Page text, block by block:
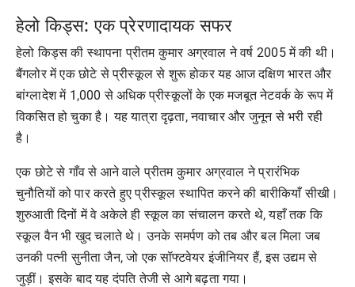
हेलो किड्स:एक प्रेरणादायक सफर
हेलो किड्स की स्थापना प्रीतम कुमार अग्रवाल ने वर्ष 2005में की थी।
बैंगलोर में एक छोटे से प्रीस्कूल से शुरू होकर यह आज दक्षिण भारत और
बांग्लादेश में1,000से अधिक प्रीस्कूलों के एक मजबूत नेटवर्क के रूप में
विकसित हो चुका है। यह यात्रा दृढ़ता,नवाचार और जुनून से भरी रही
है।
एक छोटे से गाँव से आने वाले प्रीतम कुमार अग्रवाल ने प्रारंभिक
चुनौतियों को पार करते हुए प्रीस्कूल स्थापित करने की बारीकियाँ सीखी।
शुरुआती दिनों में वे अकेले ही स्कूल का संचालन करते थे,यहाँ तक कि
स्कूल वैन भी खुद चलाते थे। उनके समर्पण को तब और बल मिला जब
उनकी पत्नी सुनीता जैन,जो एक सॉफ्टवेयर इंजीनियर हैं,इस उद्यम से
जुड़ीं। इसके बाद यह दंपति तेजी से आगे बढ़ता गया।